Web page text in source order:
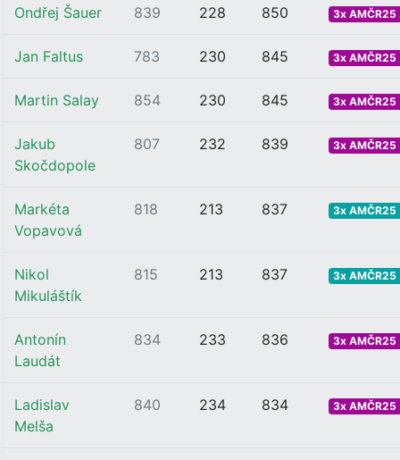
Ondřej Šauer 839 228 850 3x AMČR25
Jan Faltus 783 230 845 3x AMČR25
Martin Salay 854 230 845 3x AMČR25
Jakub
Skočdopole
807 232 839 3x AMČR25
Markéta
Vopavová
818 213 837 3x
Nikol
Mikuláštík
815 213 837 3x
Antonín
Laudát
834 233 836 3x AMČR25
Ladislav
Melša
840 234 834 3x AMČR25